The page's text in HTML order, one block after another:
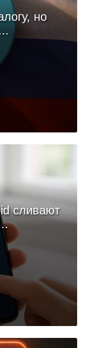
но
сливают